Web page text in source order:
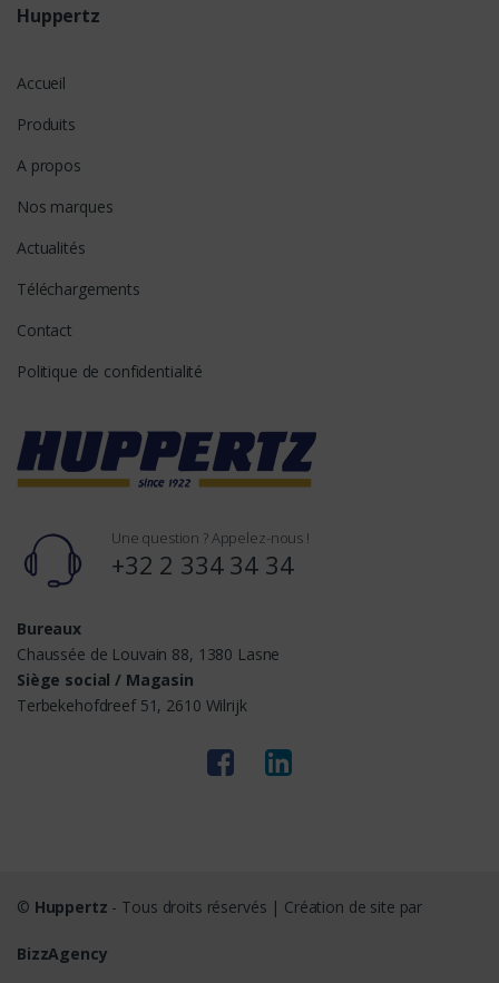
Huppertz
Accueil
Produits
A propos
Nos marques
Actualités
Téléchargements
Contact
Politique de confidentialité
Une question ? Appelez-nous !
+32 2 334 34 34
Bureaux
Chaussée de Louvain 88, 1380 Lasne
Siège social / Magasin
Terbekehofdreef 51, 2610 Wilrijk
© Huppertz - Tous droits réservés | Création de site par
BizzAgency